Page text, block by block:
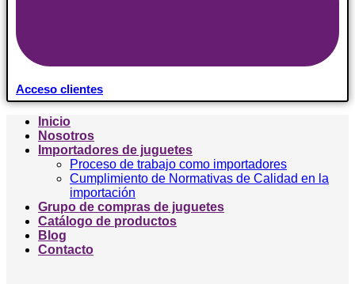
Acceso clientes
Inicio
Nosotros
Importadores de juguetes
Proceso de trabajo como importadores
Cumplimiento de Normativas de Calidad en la
importación
Grupo de compras de juguetes
Catálogo de productos
Blog
Contacto